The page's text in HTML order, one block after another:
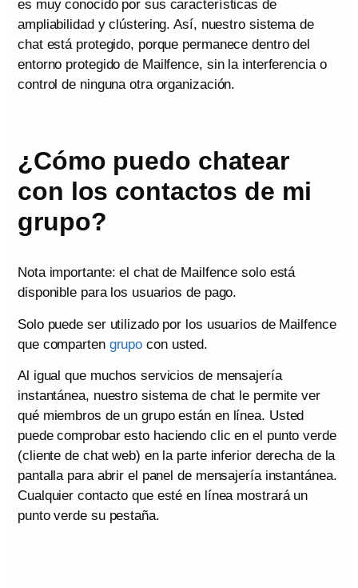
es muy conocido por sus características de
ampliabilidad y clústering. Así, nuestro sistema de
chat está protegido, porque permanece dentro del
entorno protegido de Mailfence, sin la interferencia o
control de ninguna otra organización.
¿Cómo puedo chatear
con los contactos de mi
grupo?
Nota importante: el chat de Mailfence solo está
disponible para los usuarios de pago.
Solo puede ser utilizado por los usuarios de Mailfence
que comparten grupo con usted.
Al igual que muchos servicios de mensajería
instantánea, nuestro sistema de chat le permite ver
qué miembros de un grupo están en línea. Usted
puede comprobar esto haciendo clic en el punto verde
(cliente de chat web) en la parte inferior derecha de la
pantalla para abrir el panel de mensajería instantánea.
Cualquier contacto que esté en línea mostrará un
punto verde su pestaña.